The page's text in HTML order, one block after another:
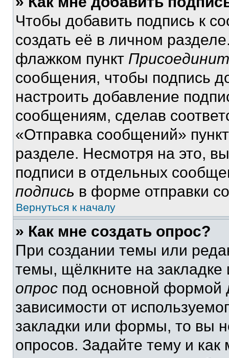
Чтобы добавить подпись к
создать её в личном
флажком пункт
сообщения, чтобы подпись
настроить добавление
сообщениям, сделав
«Отправка сообщений»
разделе. Несмотря на это,
подписи в отдельных
подпись в форме отправки
Вернуться к началу
» Как мне создать опрос?
При создании темы или
темы, щёлкните на
опрос под основной формой
зависимости от
закладки или формы, то вы
опросов. Задайте тему и